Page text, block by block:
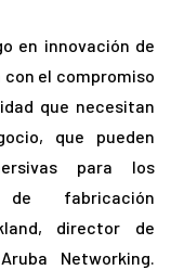
en innovación de
con el compromiso
que necesitan
que pueden
para los
fabricación
director de
Networking.